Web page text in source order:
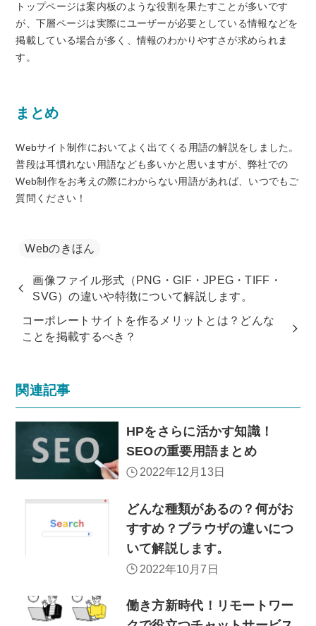
トップページは案内板のような役割を果たすことが多いです
が、下層ページは実際にユーザーが必要としている情報などを
掲載している場合が多く、情報のわかりやすさが求められま
す。
まとめ
Webサイト制作においてよく出てくる用語の解説をしました。
普段は耳慣れない用語なども多いかと思いますが、弊社での
Web制作をお考えの際にわからない用語があれば、いつでもご
質問ください！
Webのきほん
画像ファイル形式（PNG・GIF・JPEG・TIFF・
SVG）の違いや特徴について解説します。
コーポレートサイトを作るメリットとは？どんな
ことを掲載するべき？
関連記事
HPをさらに活かす知識！
SEOの重要用語まとめ
2022年12月13日
どんな種類があるの？何がお
すすめ？ブラウザの違いにつ
いて解説します。
2022年10月7日
働き方新時代！リモートワー